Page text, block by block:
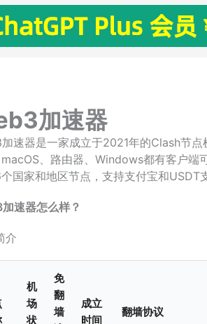
加速器
速器是一家成立于2021年的Clash节
、路由器、Windows都有客户端
国家和地区节点，支持支付宝和USDT
速器怎么样？
介
机
场
状
免
翻
墙
成立
时间
翻墙协议